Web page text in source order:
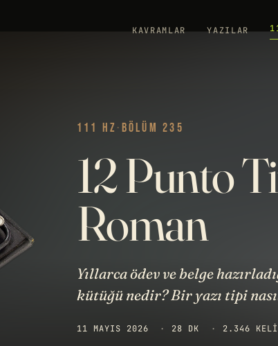
KAVRAMLAR YAZILAR
111 HZ ·BÖLÜM 235
12 Punto
Roman
Yıllarca ödev ve belge
kütüğü nedir? Bir yazı tipi
11 MAYIS 2026 · 28 DK · 2.346